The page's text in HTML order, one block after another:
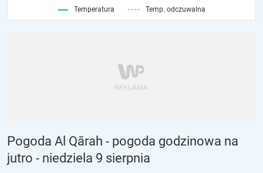
Temperatura Temp. odczuwalna
Pogoda Al Qārah - pogoda godzinowa na
jutro - niedziela 9 sierpnia